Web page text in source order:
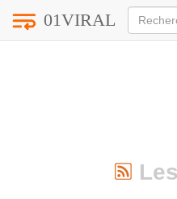
Notice : Undefined index:
01VIRAL